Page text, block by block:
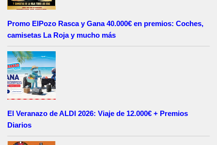
Promo ElPozo Rasca y Gana 40.000€ en premios: Coches,
camisetas La Roja y mucho más
El Veranazo de ALDI 2026: Viaje de 12.000€ + Premios
Diarios